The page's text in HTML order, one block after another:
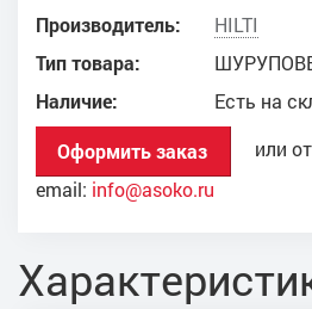
Производитель:
HILTI
Тип товара:
Наличие:
Есть на
Оформить заказ
или
email: info@asoko.ru